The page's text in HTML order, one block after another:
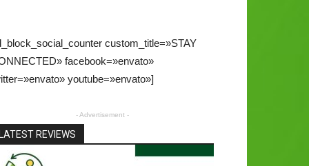
custom_title=»STAY
facebook=»envato»
youtube=»envato»]
- Advertisement -
LATEST REVIEWS